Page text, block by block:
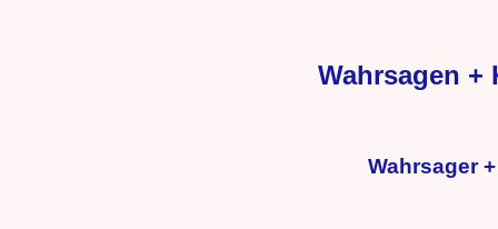
Wahrsagen +
Wahrsager